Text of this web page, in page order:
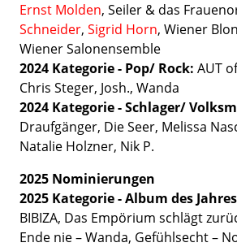
Ernst Molden, Seiler & das
Schneider, Sigrid Horn, Wiener
Wiener Salonensemble
2024 Kategorie - Pop/ Rock: AUT
Chris Steger, Josh., Wanda
2024 Kategorie - Schlager/
Draufgänger, Die Seer, Melissa
Natalie Holzner, Nik P.
2025 Nominierungen
2025 Kategorie - Album des
BIBIZA, Das Empörium schlägt
Ende nie – Wanda, Gefühlsecht –